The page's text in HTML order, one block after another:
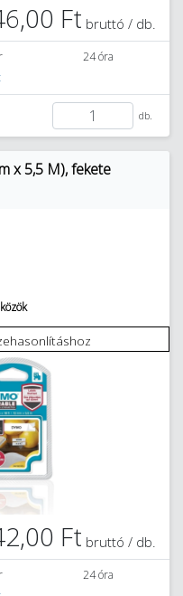
Ft bruttó / db.
24 óra
db.
x 5,5 M), fekete
Ft bruttó / db.
24 óra